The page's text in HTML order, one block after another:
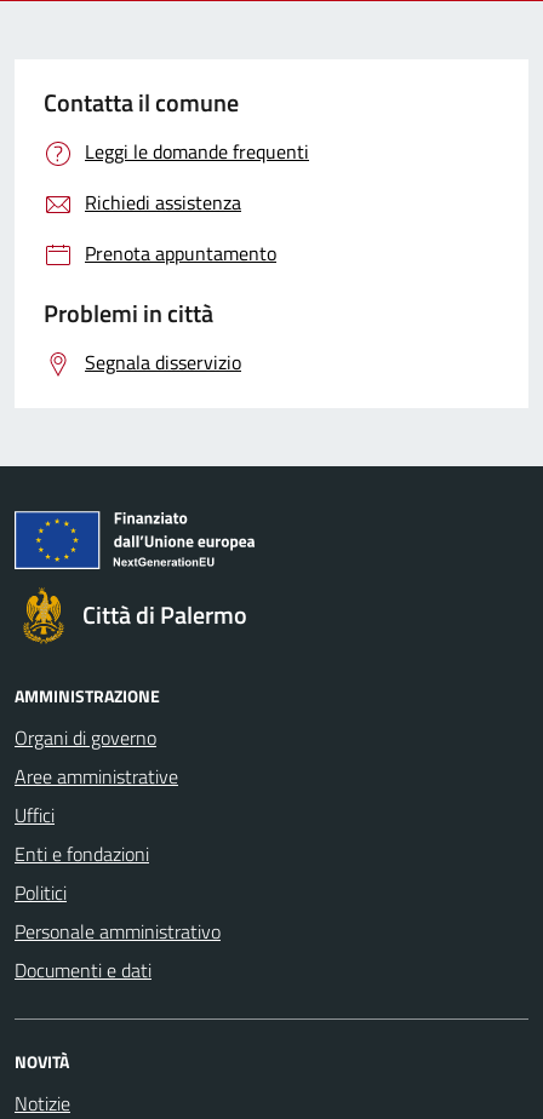
Contatta il comune
Leggi le domande frequenti
Richiedi assistenza
Prenota appuntamento
Problemi in città
Segnala disservizio
Città di Palermo
AMMINISTRAZIONE
Organi di governo
Aree amministrative
Uffici
Enti e fondazioni
Politici
Personale amministrativo
Documenti e dati
NOVITÀ
Notizie